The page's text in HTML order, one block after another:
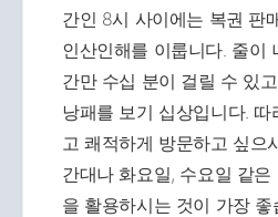
간인 8시 사이에는 복권 판
인산인해를 이룹니다. 줄이
간만 수십 분이 걸릴 수 있
낭패를 보기 십상입니다.
고 쾌적하게 방문하고 싶으
간대나 화요일, 수요일 같
을 활용하시는 것이 가장